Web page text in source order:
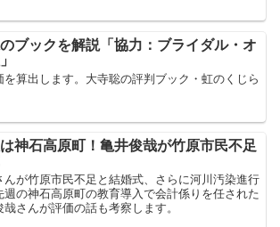
ブックを解説「協力：ブライダル・オ
算出します。大寺聡の評判ブック・虹のくじら
神石高原町！亀井俊哉が竹原市民不足
んが竹原市民不足と結婚式、さらに河川汚染進行
週の神石高原町の教育導入で会計係りを任された
さんが評価の話も考察します。